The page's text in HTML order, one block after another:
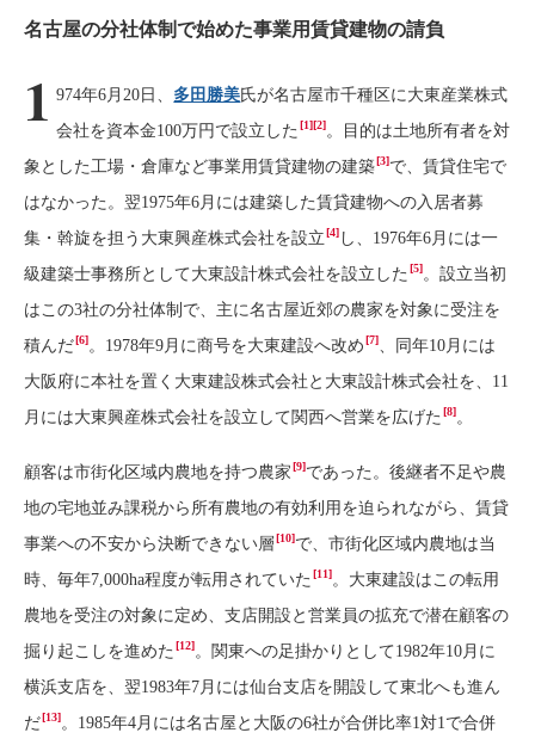
名古屋の分社体制で始めた事業用賃貸建物の請負
1 974年6月20日、 多田勝美氏が名古屋市千種区に大東産業株式
会社を資本金100万円で設立した [1][2]。目的は土地所有者を対
象とした工場・倉庫など事業用賃貸建物の建築[3]で、賃貸住宅で
はなかった。翌1975年6月には建築した賃貸建物への入居者募
集・斡旋を担う大東興産株式会社を設立[4] し、1976年6月には一
級建築士事務所として大東設計株式会社を設立した [5]。設立当初
はこの3社の分社体制で、主に名古屋近郊の農家を対象に受注を
積んだ[6]。1978年9月に商号を大東建設へ改め[7]
、同年10月には
大阪府に本社を置く大東建設株式会社と大東設計株式会社を、11
月には大東興産株式会社を設立して関西へ営業を広げた [8]。
顧客は市街化区域内農地を持つ農家[9]であった。後継者不足や農
地の宅地並み課税から所有農地の有効利用を迫られながら、賃貸
事業への不安から決断できない層[10]で、市街化区域内農地は当
時、毎年7,000ha程度が転用されていた [11]。大東建設はこの転用
農地を受注の対象に定め、支店開設と営業員の拡充で潜在顧客の
掘り起こしを進めた [12]。関東への足掛かりとして1982年10月に
横浜支店を、翌1983年7月には仙台支店を開設して東北へも進ん
だ[13]。1985年4月には名古屋と大阪の6社が合併比率1対1で合併